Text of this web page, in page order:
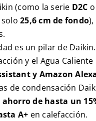
(como la serie D2C
solo25,6 cm de fondo
es un pilar de
y el Agua
y Amazon
de condensación
ahorro de hasta un
A+ en calefacción.